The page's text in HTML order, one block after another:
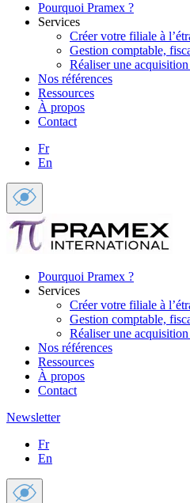
Pourquoi Pramex ?
Services
Créer votre filiale à
Gestion comptable,
Réaliser une
Nos références
Ressources
À propos
Contact
Fr
En
Pourquoi Pramex ?
Services
Créer votre filiale à
Gestion comptable,
Réaliser une
Nos références
Ressources
À propos
Contact
Newsletter
Fr
En